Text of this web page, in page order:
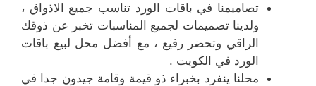
تصاميمنا في باقات الورد تناسب جميع الاذواق ،
ولدينا تصميمات لجميع المناسبات تخبر عن ذوقك
الراقي وتحضر رفيع ، مع أفضل محل لبيع باقات
الورد في الكويت .
محلنا ينفرد بخبراء ذو قيمة وقامة جيدون جدا في